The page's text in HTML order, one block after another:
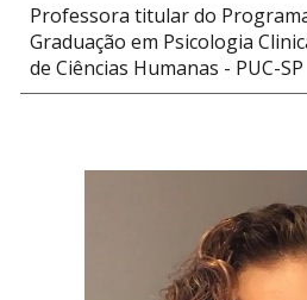
Professora titular do
Graduação em Psicologia
de Ciências Humanas - PUC-SP